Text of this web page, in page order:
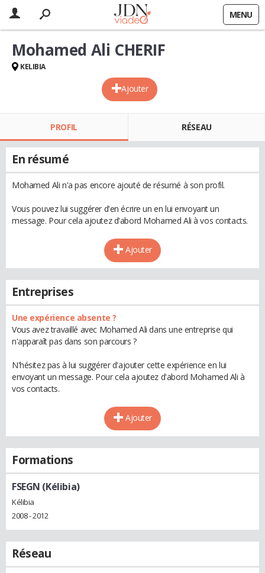
MENU
Ajouter
Mohamed Ali CHERIF
KELIBIA
PROFIL RÉSEAU
En résumé
Mohamed Ali n'a pas encore ajouté de résumé à son profil.
Vous pouvez lui suggérer d'en écrire un en lui envoyant un
message. Pour cela ajoutez d'abord Mohamed Ali à vos contacts.
Ajouter
Entreprises
Une expérience absente ?
Vous avez travaillé avec Mohamed Ali dans une entreprise qui
n'apparaît pas dans son parcours ?
N'hésitez pas à lui suggérer d'ajouter cette expérience en lui
envoyant un message. Pour cela ajoutez d'abord Mohamed Ali à
vos contacts.
Ajouter
Formations
FSEGN (Kélibia)
Kélibia
2008 - 2012
Réseau